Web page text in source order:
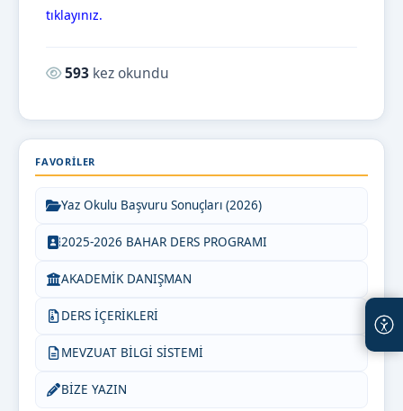
tıklayınız.
Okunma sayısı:
593 kez okundu
FAVORILER
Yaz Okulu Başvuru Sonuçları (2026)
2025-2026 BAHAR DERS PROGRAMI
AKADEMİK DANIŞMAN
DERS İÇERİKLERİ
MEVZUAT BİLGİ SİSTEMİ
BİZE YAZIN